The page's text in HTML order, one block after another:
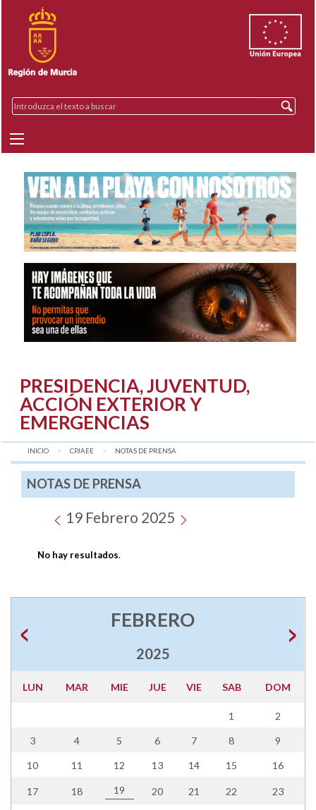
PRESIDENCIA, JUVENTUD,
ACCIÓN EXTERIOR Y
EMERGENCIAS
INICIO CPJAEE AQUÍ:
NOTAS DE PRENSA
NOTAS DE PRENSA
19 Febrero 2025
No hay resultados.
FEBRERO
2025
LUN MAR MIE JUE VIE SAB DOM
1 2
3 4 5 6 7 8 9
10 11 12 13 14 15 16
17 18 19 20 21 22 23